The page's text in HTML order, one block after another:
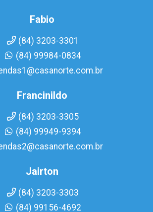
Fabio
(84) 3203-3301
(84) 99984-0834
Francinildo
(84) 3203-3305
(84) 99949-9394
Jairton
(84) 3203-3303
(84) 99156-4692